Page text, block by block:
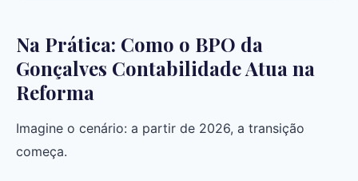
Na Prática: Como o BPO da
Gonçalves Contabilidade Atua na
Reforma
Imagine o cenário: a partir de 2026, a transição
começa.